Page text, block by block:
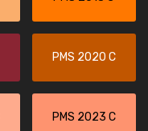
PMS 2020 C
PMS 2023 C